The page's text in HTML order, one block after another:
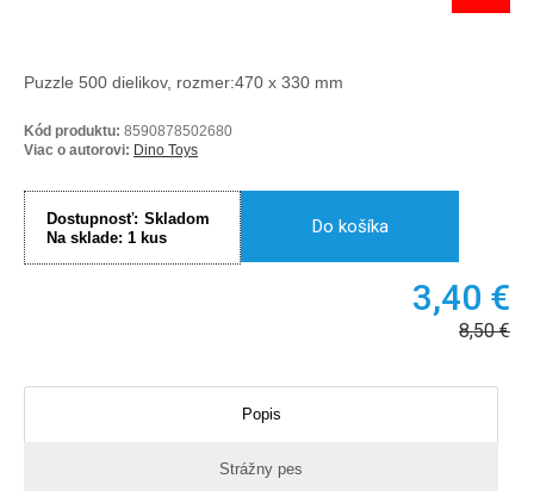
Puzzle 500 dielikov, rozmer:470 x 330 mm
Kód produktu: 8590878502680
Viac o autorovi: Dino Toys
Dostupnosť: Skladom
Na sklade: 1 kus
Do košíka
3,40 €
8,50€
Popis
Strážny pes